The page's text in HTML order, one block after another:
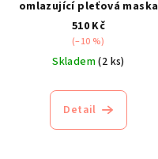
omlazující pleťová maska
510 Kč
(–10 %)
Skladem(2 ks)
Detail